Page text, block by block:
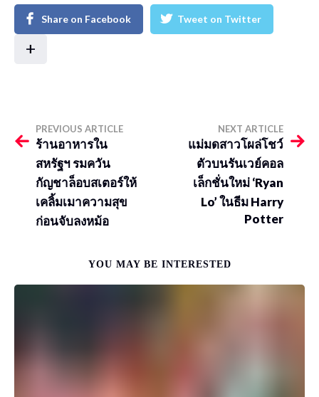
Share on Facebook Tweet on Twitter
+
PREVIOUS ARTICLE
ร้านอาหารใน
สหรัฐฯ รมควัน
กัญชาล็อบสเตอร์ให้
เคลิ้มเมาความสุข
ก่อนจับลงหม้อ
NEXT ARTICLE
แม่มดสาวโผล่โชว์
ตัวบนรันเวย์คอล
เล็กชั่นใหม่ ‘Ryan
Lo’ ในธีม Harry
Potter
YOU MAY BE INTERESTED